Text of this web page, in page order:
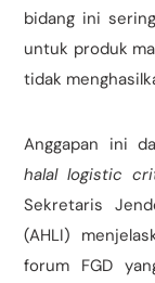
bidang ini
untuk produk
tidak
Anggapan ini
halal logistic
Sekretaris
(AHLI)
forum FGD